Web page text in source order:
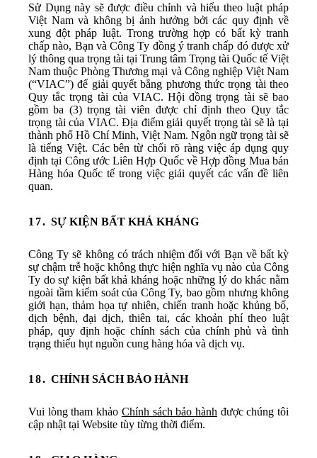
Sử Dụng này sẽ được điều chỉnh và hiểu theo luật pháp
Việt Nam và không bị ảnh hưởng bởi các quy định về
xung đột pháp luật. Trong trường hợp có bất kỳ tranh
chấp nào, Bạn và Công Ty đồng ý tranh chấp đó được xử
lý thông qua trọng tài tại Trung tâm Trọng tài Quốc tế Việt
Nam thuộc Phòng Thương mại và Công nghiệp Việt Nam
(“VIAC”) để giải quyết bằng phương thức trọng tài theo
Quy tắc trọng tài của VIAC. Hội đồng trọng tài sẽ bao
gồm ba (3) trọng tài viên được chỉ định theo Quy tắc
trọng tài của VIAC. Địa điểm giải quyết trọng tài sẽ là tại
thành phố Hồ Chí Minh, Việt Nam. Ngôn ngữ trọng tài sẽ
là tiếng Việt. Các bên từ chối rõ ràng việc áp dụng quy
định tại Công ước Liên Hợp Quốc về Hợp đồng Mua bán
Hàng hóa Quốc tế trong việc giải quyết các vấn đề liên
quan.
SỰ KIỆN BẤT KHẢ KHÁNG
Công Ty sẽ không có trách nhiệm đối với Bạn về bất kỳ
sự chậm trễ hoặc không thực hiện nghĩa vụ nào của Công
Ty do sự kiện bất khả kháng hoặc những lý do khác nằm
ngoài tầm kiểm soát của Công Ty, bao gồm nhưng không
giới hạn, thảm họa tự nhiên, chiến tranh hoặc khủng bố,
dịch bệnh, đại dịch, thiên tai, các khoản phí theo luật
pháp, quy định hoặc chính sách của chính phủ và tình
trạng thiếu hụt nguồn cung hàng hóa và dịch vụ.
CHÍNH SÁCH BẢO HÀNH
Vui lòng tham khảo Chính sách bảo hành được chúng tôi
cập nhật tại Website tùy từng thời điểm.